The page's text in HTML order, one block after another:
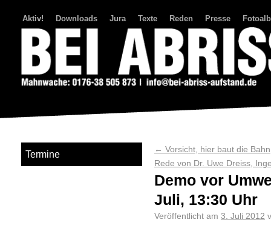
Aktiv! Downloads Jura Texte Reden Presse
← Vorsicht, hier baut die Bahn
Rede von Dr. Uwe Dreiss,
Demo vor
Juli, 13:30 Uhr
Veröffentlicht am 3. Juli 2012
Termine